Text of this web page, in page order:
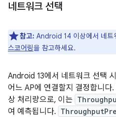
네트워크 선택
참고: Android 14 이상에서 네트
스코어링을 참고하세요.
Android 13에서 네트워크 선택
어느 AP에 연결할지 결정합니다
상 처리량으로, 이는
여 예측됩니다.